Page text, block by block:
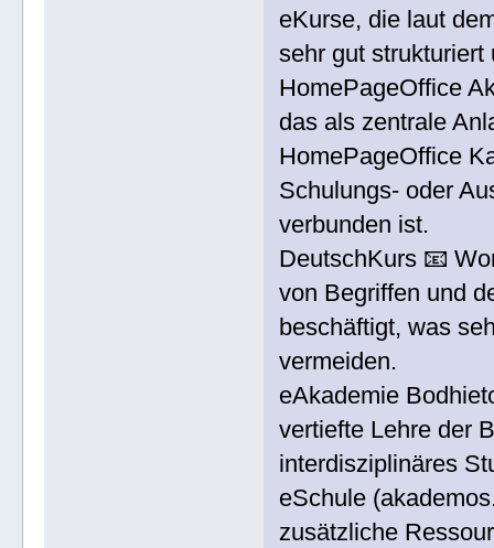
eKurse, die laut
sehr gut
HomePageOffice
das als zentrale
HomePageOffice
Schulungs- oder
verbunden ist.
DeutschKurs 📧
von Begriffen und
beschäftigt, was
vermeiden.
eAkademie
vertiefte Lehre der
interdisziplinäres
eSchule
zusätzliche